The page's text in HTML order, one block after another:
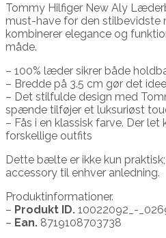
Tommy Hilfiger New Aly
must-have for den
kombinerer elegance og
måde.
– 100% læder sikrer både
– Bredde på 3.5 cm gør det
– Det stilfulde design med
spænde tilføjer et luksuriøst
– Fås i en klassisk farve. Der
forskellige outfits
Dette bælte er ikke kun
accessory til enhver anledning.
Produktinformationer.
– Produkt ID. 10022092_-
– Ean. 8719108703738